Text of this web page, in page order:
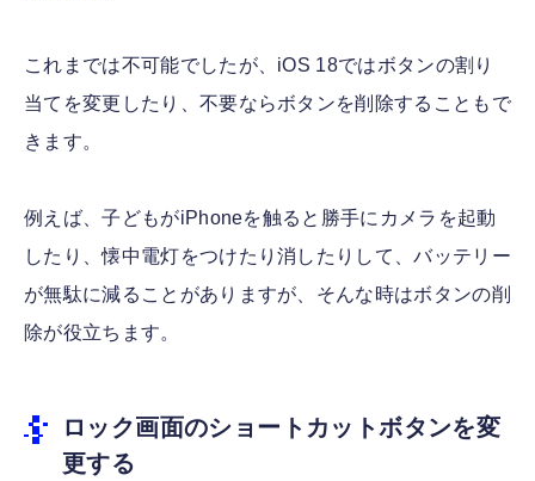
これまでは不可能でしたが、iOS 18ではボタンの割り
当てを変更したり、不要ならボタンを削除することもで
きます。
例えば、子どもがiPhoneを触ると勝手にカメラを起動
したり、懐中電灯をつけたり消したりして、バッテリー
が無駄に減ることがありますが、そんな時はボタンの削
除が役立ちます。
ロック画面のショートカットボタンを変
更する